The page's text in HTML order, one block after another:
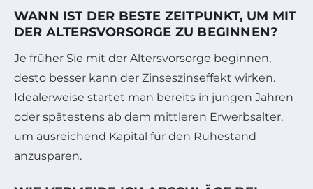
WANN IST DER BESTE ZEITPUNKT, UM MIT
DER ALTERSVORSORGE ZU BEGINNEN?
Je früher Sie mit der Altersvorsorge beginnen,
desto besser kann der Zinseszinseffekt wirken.
Idealerweise startet man bereits in jungen Jahren
oder spätestens ab dem mittleren Erwerbsalter,
um ausreichend Kapital für den Ruhestand
anzusparen.